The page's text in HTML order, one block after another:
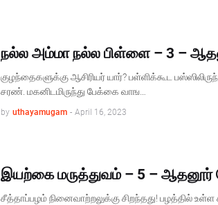
நல்ல அம்மா நல்ல பிள்ளை – 3 –
குழந்தைகளுக்கு ஆசிரியர் யார்? பள்ளிக்கூட
சரண். மகனிடமிருந்து பேக்கை வாங…
by uthayamugam - April 16, 2023
இயற்கை மருத்துவம் – 5 –
சீத்தாப்பழம் நினைவாற்றலுக்கு சிறந்தது! பழத்தில்